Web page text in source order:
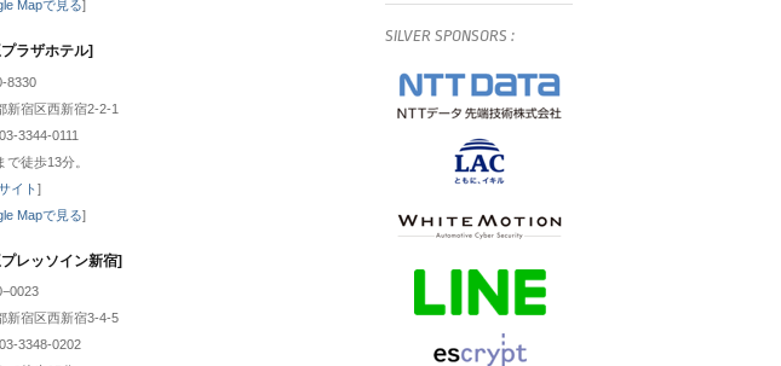
Mapで見る]
プラザホテル]
8330
新宿区西新宿2-2-1
3344-0111
で徒歩13分。
イト]
Mapで見る]
レッソイン新宿]
新宿区西新宿3-4-5
3348-0202
SILVER SPONSORS :